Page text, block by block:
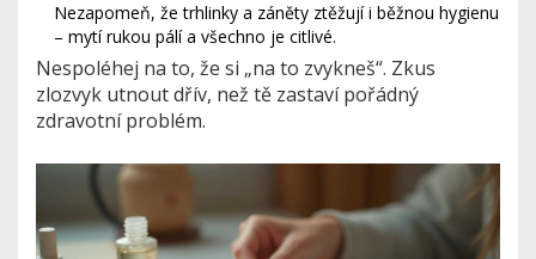
Nezapomeň, že trhlinky a záněty ztěžují i běžnou hygienu
– mytí rukou pálí a všechno je citlivé.
Nespoléhej na to, že si „na to zvykneš“. Zkus
zlozvyk utnout dřív, než tě zastaví pořádný
zdravotní problém.